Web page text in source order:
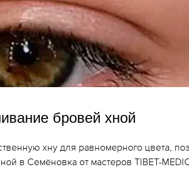
бровей хной
хну для равномерного цвета,
в Семёновка от мастеров TIBET-